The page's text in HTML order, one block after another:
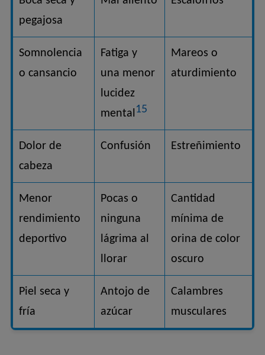
pegajosa
Somnolencia
o cansancio
Fatiga y
una menor
lucidez
mental 15
Mareos o
aturdimiento
Dolor de
cabeza
Confusión Estreñimiento
Menor
rendimiento
deportivo
Pocas o
ninguna
lágrima al
llorar
Cantidad
mínima de
orina de color
oscuro
Piel seca y
fría
Antojo de
azúcar
Calambres
musculares